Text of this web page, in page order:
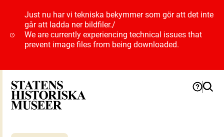
Just nu har vi tekniska bekymmer som gör att det inte
går att ladda ner bildfiler./
We are currently experiencing technical issues that
prevent image files from being downloaded.